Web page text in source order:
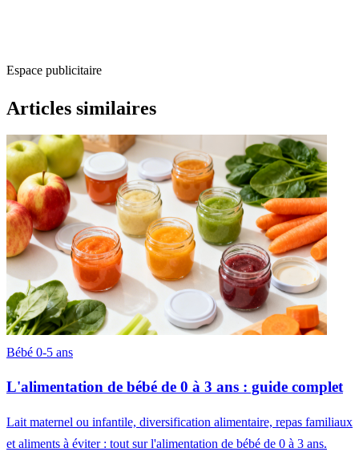
Espace publicitaire
Articles similaires
Bébé 0-5 ans
L'alimentation de bébé de 0 à 3 ans : guide complet
Lait maternel ou infantile, diversification alimentaire, repas familiaux
et aliments à éviter : tout sur l'alimentation de bébé de 0 à 3 ans.